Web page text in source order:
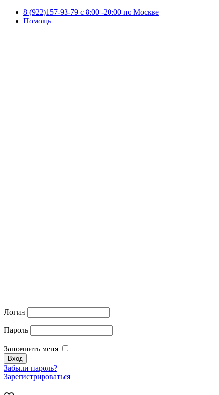
8 (922)157-93-79 c 8:00 -20:00 по Москве
Помощь
Логин
Пароль
Запомнить меня
Забыли пароль?
Зарегистрироваться